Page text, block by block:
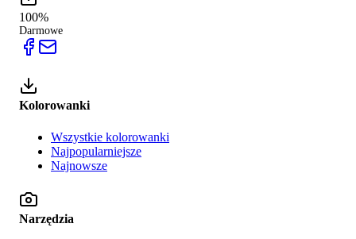
100%
Darmowe
Kolorowanki
Wszystkie kolorowanki
Najpopularniejsze
Najnowsze
Narzędzia